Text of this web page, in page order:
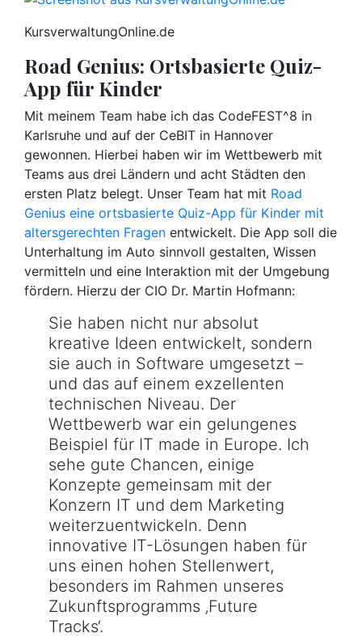
KursverwaltungOnline.de
Road Genius: Ortsbasierte Quiz-
App für Kinder
Mit meinem Team habe ich das CodeFEST^8 in
Karlsruhe und auf der CeBIT in Hannover
gewonnen. Hierbei haben wir im Wettbewerb mit
Teams aus drei Ländern und acht Städten den
ersten Platz belegt. Unser Team hat mit Road
Genius eine ortsbasierte Quiz-App für Kinder mit
altersgerechten Fragen entwickelt. Die App soll die
Unterhaltung im Auto sinnvoll gestalten, Wissen
vermitteln und eine Interaktion mit der Umgebung
fördern. Hierzu der CIO Dr. Martin Hofmann:
Sie haben nicht nur absolut
kreative Ideen entwickelt, sondern
sie auch in Software umgesetzt –
und das auf einem exzellenten
technischen Niveau. Der
Wettbewerb war ein gelungenes
Beispiel für IT made in Europe. Ich
sehe gute Chancen, einige
Konzepte gemeinsam mit der
Konzern IT und dem Marketing
weiterzuentwickeln. Denn
innovative IT-Lösungen haben für
uns einen hohen Stellenwert,
besonders im Rahmen unseres
Zukunftsprogramms ‚Future
Tracks‘.